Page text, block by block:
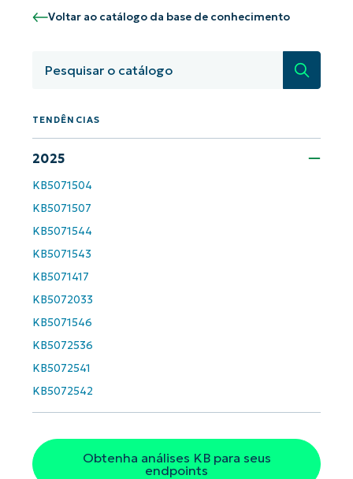
Voltar ao catálogo da base de conhecimento
TENDÊNCIAS
2025
KB5071504
KB5071507
KB5071544
KB5071543
KB5071417
KB5072033
KB5071546
KB5072536
KB5072541
KB5072542
Obtenha análises KB para seus
endpoints
Comece a usar as análises de KB
name*
number*
name*